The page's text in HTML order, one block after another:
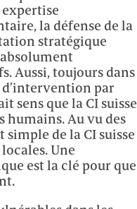
expertise
la défense de la
stratégique
Aussi, toujours dans
d’intervention par
sens que la CI suisse
humains. Au vu des
de la CI suisse
Une
est la clé pour que